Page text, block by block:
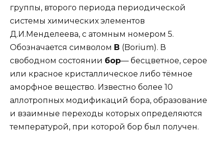
группы, второго периода периодической
системы химических элементов
Д.И.Менделеева, с атомным номером 5.
Обозначается символом B (Borium). В
свободном состоянии бор— бесцветное, серое
или красное кристаллическое либо тёмное
аморфное вещество. Известно более 10
аллотропных модификаций бора, образование
и взаимные переходы которых определяются
температурой, при которой бор был получен.